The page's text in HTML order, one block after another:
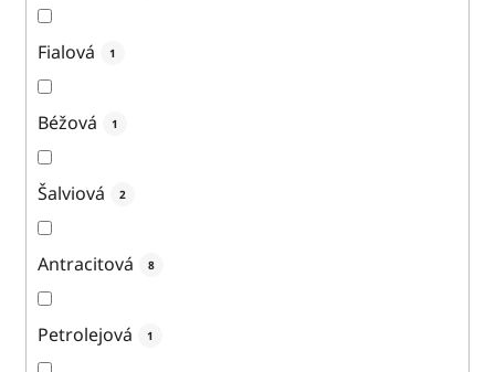
Fialová 1
Béžová 1
Šalviová 2
Antracitová 8
Petrolejová 1